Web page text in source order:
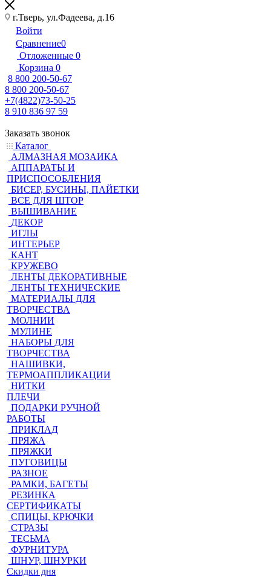
г.Тверь, ул.Фадеева, д.16
Войти
Сравнение0
Отложенные 0
Корзина 0
8 800 200-50-67
8 800 200-50-67
+7(4822)73-50-25
8 910 836 97 59
Заказать звонок
Каталог
АЛМАЗНАЯ МОЗАИКА
АППАРАТЫ И
ПРИСПОСОБЛЕНИЯ
БИСЕР, БУСИНЫ, ПАЙЕТКИ
ВСЕ ДЛЯ ШТОР
ВЫШИВАНИЕ
ДЕКОР
ИГЛЫ
ИНТЕРЬЕР
КАНТ
КРУЖЕВО
ЛЕНТЫ ДЕКОРАТИВНЫЕ
ЛЕНТЫ ТЕХНИЧЕСКИЕ
МАТЕРИАЛЫ ДЛЯ
ТВОРЧЕСТВА
МОЛНИИ
МУЛИНЕ
НАБОРЫ ДЛЯ
ТВОРЧЕСТВА
НАШИВКИ,
ТЕРМОАППЛИКАЦИИ
НИТКИ
ПЛЕЧИ
ПОДАРКИ РУЧНОЙ
РАБОТЫ
ПРИКЛАД
ПРЯЖА
ПРЯЖКИ
ПУГОВИЦЫ
РАЗНОЕ
РАМКИ, БАГЕТЫ
РЕЗИНКА
СЕРТИФИКАТЫ
СПИЦЫ, КРЮЧКИ
СТРАЗЫ
ТЕСЬМА
ФУРНИТУРА
ШНУР, ШНУРКИ
Скидки дня